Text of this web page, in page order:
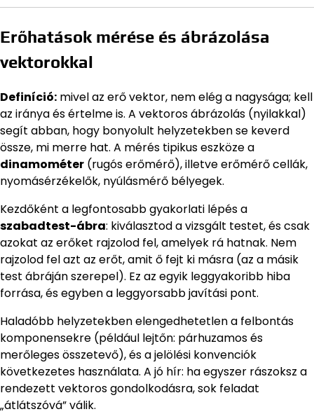
Erőhatások mérése és ábrázolása
vektorokkal
Definíció: mivel az erő vektor, nem elég a nagysága; kell
az iránya és értelme is. A vektoros ábrázolás (nyilakkal)
segít abban, hogy bonyolult helyzetekben se keverd
össze, mi merre hat. A mérés tipikus eszköze a
dinamométer (rugós erőmérő), illetve erőmérő cellák,
nyomásérzékelők, nyúlásmérő bélyegek.
Kezdőként a legfontosabb gyakorlati lépés a
szabadtest-ábra: kiválasztod a vizsgált testet, és csak
azokat az erőket rajzolod fel, amelyek rá hatnak. Nem
rajzolod fel azt az erőt, amit ő fejt ki másra (az a másik
test ábráján szerepel). Ez az egyik leggyakoribb hiba
forrása, és egyben a leggyorsabb javítási pont.
Haladóbb helyzetekben elengedhetetlen a felbontás
komponensekre (például lejtőn: párhuzamos és
merőleges összetevő), és a jelölési konvenciók
következetes használata. A jó hír: ha egyszer rászoksz a
rendezett vektoros gondolkodásra, sok feladat
„átlátszóvá” válik.